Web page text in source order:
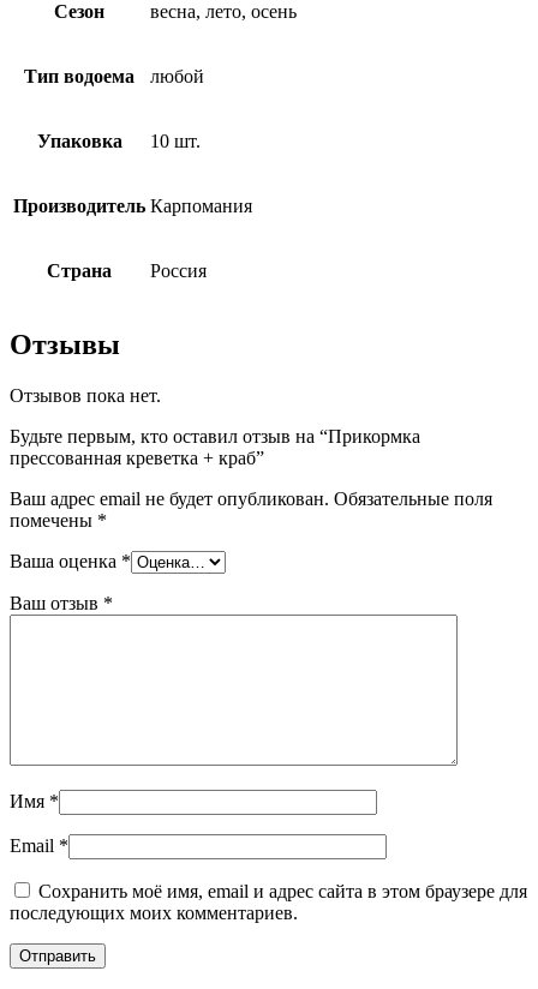
Сезон весна, лето, осень
Тип водоема любой
Упаковка 10 шт.
Производитель Карпомания
Страна Россия
Отзывы
Отзывов пока нет.
Будьте первым, кто оставил отзыв на “Прикормка
прессованная креветка + краб”
Ваш адрес email не будет опубликован. Обязательные поля
помечены *
Ваша оценка *
Ваш отзыв *
Имя *
Email *
Сохранить моё имя, email и адрес сайта в этом браузере для
последующих моих комментариев.